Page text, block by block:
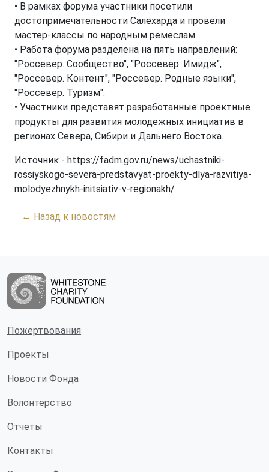
• В рамках форума участники посетили
достопримечательности Салехарда и провели
мастер-классы по народным ремеслам.
• Работа форума разделена на пять направлений:
"Россевер. Сообщество", "Россевер. Имидж",
"Россевер. Контент", "Россевер. Родные языки",
"Россевер. Туризм".
• Участники представят разработанные проектные
продукты для развития молодежных инициатив в
регионах Севера, Сибири и Дальнего Востока.
Источник - https://fadm.gov.ru/news/uchastniki-
rossiyskogo-severa-predstavyat-proekty-dlya-razvitiya-
molodyezhnykh-initsiativ-v-regionakh/
← Назад к новостям
Пожертвования
Проекты
Новости Фонда
Волонтерство
Отчеты
Контакты